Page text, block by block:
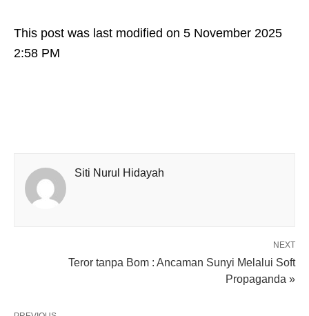
This post was last modified on 5 November 2025
2:58 PM
Siti Nurul Hidayah
NEXT
Teror tanpa Bom : Ancaman Sunyi Melalui Soft
Propaganda »